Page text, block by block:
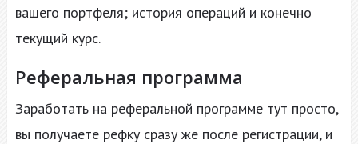
вашего портфеля; история операций и конечно
текущий курс.
Реферальная программа
Заработать на реферальной программе тут просто,
вы получаете рефку сразу же после регистрации, и